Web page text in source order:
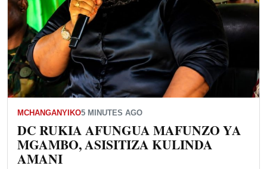
MCHANGANYIKO5 MINUTES AGO
DC RUKIA AFUNGUA MAFUNZO YA
MGAMBO, ASISITIZA KULINDA
AMANI